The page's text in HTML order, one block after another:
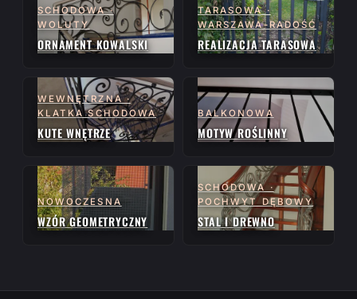
SCHODOWA ·
WOLUTY
ORNAMENT KOWALSKI
TARASOWA ·
WARSZAWA-RADOŚĆ
REALIZACJA TARASOWA
WEWNĘTRZNA ·
KLATKA SCHODOWA
KUTE WNĘTRZE
BALKONOWA
MOTYW ROŚLINNY
NOWOCZESNA
WZÓR GEOMETRYCZNY
SCHODOWA ·
POCHWYT DĘBOWY
STAL I DREWNO